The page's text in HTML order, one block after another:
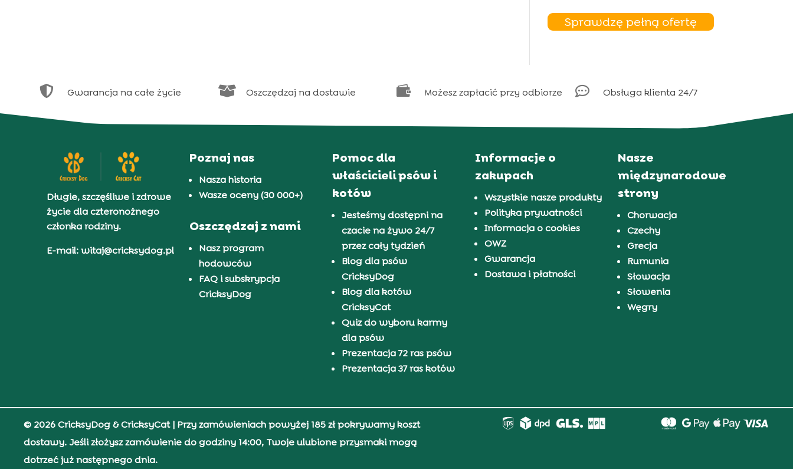
Sprawdzę pełną ofertę
 Gwarancja na całe życie  Oszczędzaj na dostawie  Możesz zapłacić przy odbiorze  Obsługa klienta 24/7
Długie, szczęśliwe i zdrowe
życie dla czteronożnego
członka rodziny.
E-mail: witaj@cricksydog.pl
Poznaj nas
Nasza historia
Wasze oceny (30 000+)
Oszczędzaj z nami
Nasz program
hodowców
FAQ i subskrypcja
CricksyDog
Pomoc dla
właścicieli psów i
kotów
Jesteśmy dostępni na
czacie na żywo 24/7
przez cały tydzień
Blog dla psów
CricksyDog
Blog dla kotów
CricksyCat
Quiz do wyboru karmy
dla psów
Prezentacja 72 ras psów
Prezentacja 37 ras kotów
Informacje o
zakupach
Wszystkie nasze produkty
Polityka prywatności
Informacja o cookies
OWZ
Gwarancja
Dostawa i płatności
Nasze
międzynarodowe
strony
Chorwacja
Czechy
Grecja
Rumunia
Słowacja
Słowenia
Węgry
© 2026 CricksyDog & CricksyCat| Przy zamówieniach powyżej 185 zł pokrywamy koszt
dostawy. Jeśli złożysz zamówienie do godziny 14:00, Twoje ulubione przysmaki mogą
dotrzeć już następnego dnia.